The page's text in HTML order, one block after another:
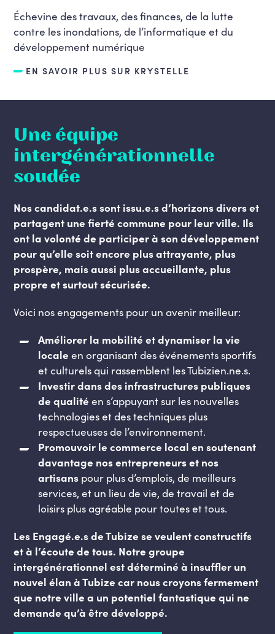
Échevine des travaux, des finances, de la lutte
contre les inondations, de l’informatique et du
développement numérique
EN SAVOIR PLUS SUR KRYSTELLE
Une équipe
intergénérationnelle
soudée
Nos candidat.e.s sont issu.e.s d’horizons divers et
partagent une fierté commune pour leur ville. Ils
ont la volonté de participer à son développement
pour qu’elle soit encore plus attrayante, plus
prospère, mais aussi plus accueillante, plus
propre et surtout sécurisée.
Voici nos engagements pour un avenir meilleur:
Améliorer la mobilité et dynamiser la vie
localeen organisant des événements sportifs
et culturels qui rassemblent les Tubizien.ne.s.
Investir dans des infrastructures publiques
de qualité en s’appuyant sur les nouvelles
technologies et des techniques plus
respectueuses de l’environnement.
Promouvoir le commerce local en soutenant
davantage nos entrepreneurs et nos
artisans pour plus d’emplois, de meilleurs
services, et un lieu de vie, de travail et de
loisirs plus agréable pour toutes et tous.
Les Engagé.e.s de Tubize se veulent constructifs
et à l’écoute de tous. Notre groupe
intergénérationnel est déterminé à insuffler un
nouvel élan à Tubize car nous croyons fermement
que notre ville a un potentiel fantastique qui ne
demande qu’à être développé.